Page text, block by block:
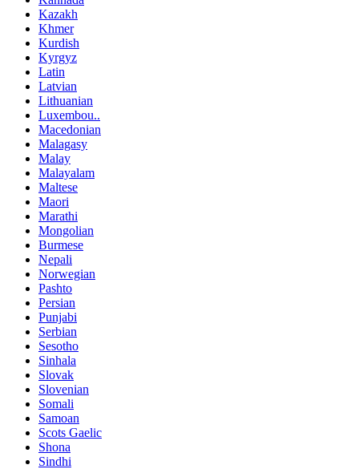
Kazakh
Khmer
Kurdish
Kyrgyz
Latin
Latvian
Lithuanian
Luxembou..
Macedonian
Malagasy
Malay
Malayalam
Maltese
Maori
Marathi
Mongolian
Burmese
Nepali
Norwegian
Pashto
Persian
Punjabi
Serbian
Sesotho
Sinhala
Slovak
Slovenian
Somali
Samoan
Scots Gaelic
Shona
Sindhi